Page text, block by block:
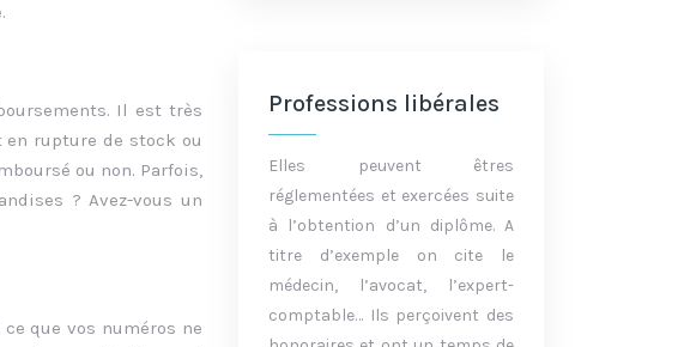
Il est très
en rupture de stock ou
ou non. Parfois,
? Avez-vous un
que vos numéros ne
Professions libérales
Elles peuvent êtres
réglementées et exercées suite
à l’obtention d’un diplôme. A
titre d’exemple on cite le
médecin, l’avocat, l’expert-
comptable… Ils perçoivent des